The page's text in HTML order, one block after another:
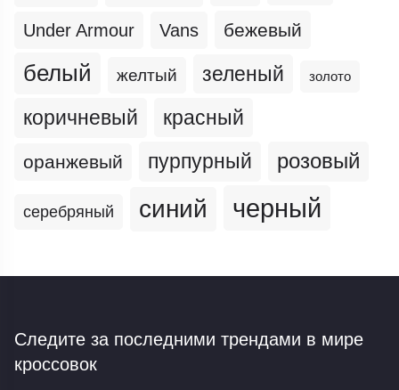
Under Armour Vans бежевый
белый желтый зеленый золото
коричневый красный
оранжевый пурпурный розовый
серебряный синий черный
Следите за последними трендами в мире
кроссовок